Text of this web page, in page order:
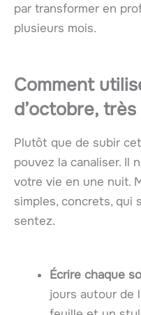
par transformer en
plusieurs mois.
Comment
d’octobre,
Plutôt que de subir
pouvez la canaliser. Il
votre vie en une nuit.
simples, concrets, qui
sentez.
Écrire chaque
jours autour de